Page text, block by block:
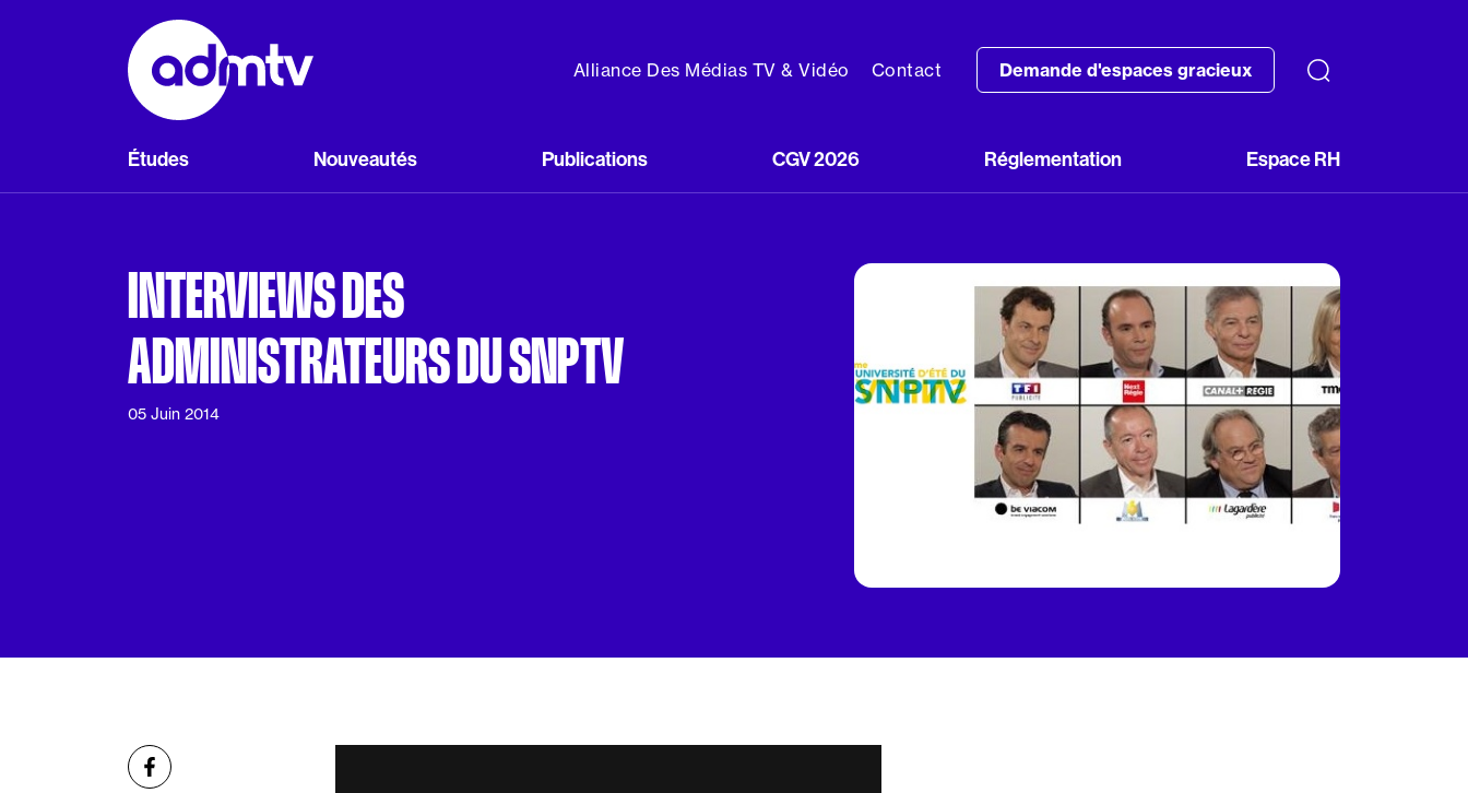
Aller au contenu principal
Alliance Des Médias TV & Vidéo Contact Demande d'espaces gracieux
Études Nouveautés Publications CGV 2026 Réglementation Espace RH
INTERVIEWS DES
ADMINISTRATEURS DU SNPTV
05 Juin 2014
Partager
sur Facebook